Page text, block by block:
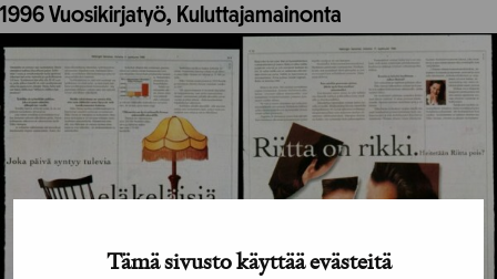
Tämä sivusto käyttää evästeitä
1996Vuosikirjatyö, Kuluttajamainonta